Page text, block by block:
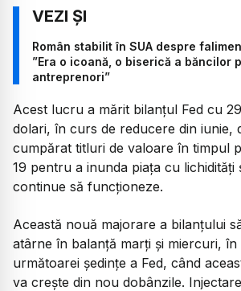
Român stabilit în SUA despre
”Era o icoană, o biserică a băncilor
antreprenori”
Acest lucru a mărit bilanţul Fed cu
dolari, în curs de reducere din iunie,
cumpărat titluri de valoare în timpul
19 pentru a inunda piaţa cu lichidităţi
continue să funcţioneze.
Această nouă majorare a bilanţului
atârne în balanţă marţi şi miercuri,
următoarei şedinţe a Fed, când
va creşte din nou dobânzile.